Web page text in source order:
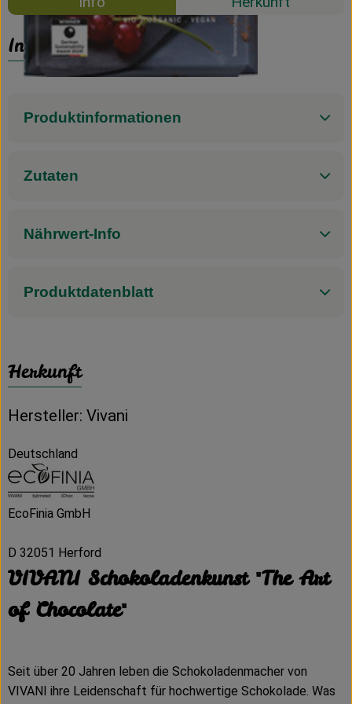
Info
Produktinformationen
Zutaten
Nährwert-Info
Produktdatenblatt
Herkunft
Hersteller: Vivani
Deutschland
EcoFinia GmbH
D 32051 Herford
VIVANI Schokoladenkunst "The Art
of Chocolate"
Seit über 20 Jahren leben die Schokoladenmacher von
VIVANI ihre Leidenschaft für hochwertige Schokolade. Was